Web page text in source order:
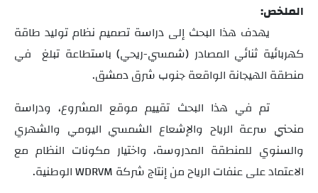
الملخص:
يهدف هذا البحث إلى دراسة تصميم نظام توليد طاقة
كهربائية ثنائي المصادر (شمسي-ريحي) باستطاعة تبلغ في
منطقة الهيجانة الواقعة جنوب شرق دمشق.
تم في هذا البحث تقييم موقع المشروع، ودراسة
منحني سرعة الرياح والإشعاع الشمسي اليومي والشهري
والسنوي للمنطقة المدروسة، واختيار مكونات النظام مع
الاعتماد على عنفات الرياح من إنتاج شركة WDRVMالوطنية.